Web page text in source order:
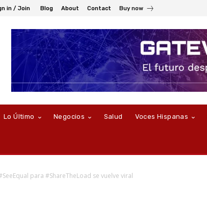
in / Join Blog About Contact Buy now
Lo Último Negocios Salud Voces Hispanas
para #ShareTheLoad se vuelve viral